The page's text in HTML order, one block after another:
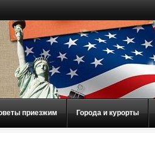
приезжим Города и курорты